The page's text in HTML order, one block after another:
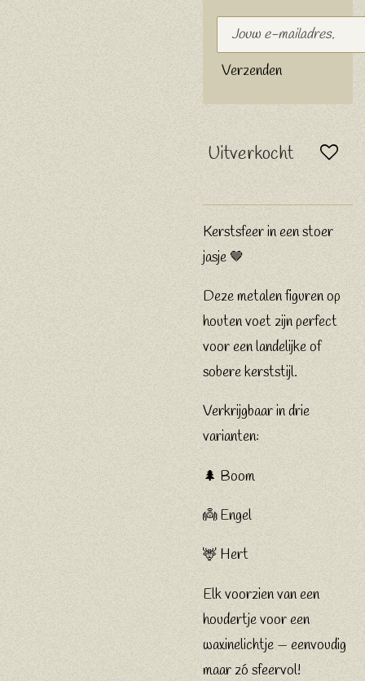
Verzenden
Uitverkocht
Kerstsfeer in een stoer
jasje 🤎
Deze metalen figuren op
houten voet zijn perfect
voor een landelijke of
sobere kerststijl.
Verkrijgbaar in drie
varianten:
🌲 Boom
👼 Engel
🦌 Hert
Elk voorzien van een
houdertje voor een
waxinelichtje — eenvoudig
maar zó sfeervol!